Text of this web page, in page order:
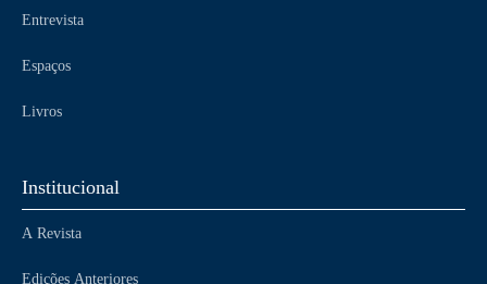
Entrevista
Espaços
Livros
Institucional
A Revista
Edições Anteriores